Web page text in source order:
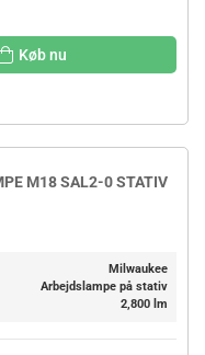
Køb nu
M18 SAL2-0 STATIV
Milwaukee
Arbejdslampe på stativ
2,800 lm